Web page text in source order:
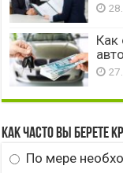
Как
Как часто вы берете
По мере